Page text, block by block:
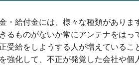
・給付金には、様々な種類がありま
るものがないか常にアンテナをはっ
受給をしようする人が増えているこ
強化して、不正が発覚した会社や個